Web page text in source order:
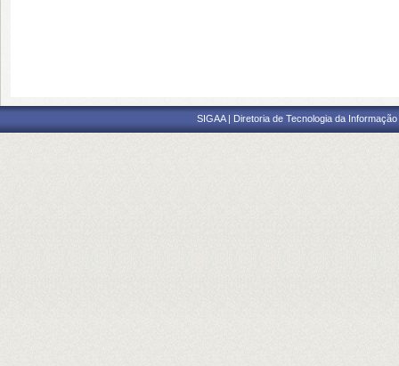
SIGAA | Diretoria de Tecnologia da